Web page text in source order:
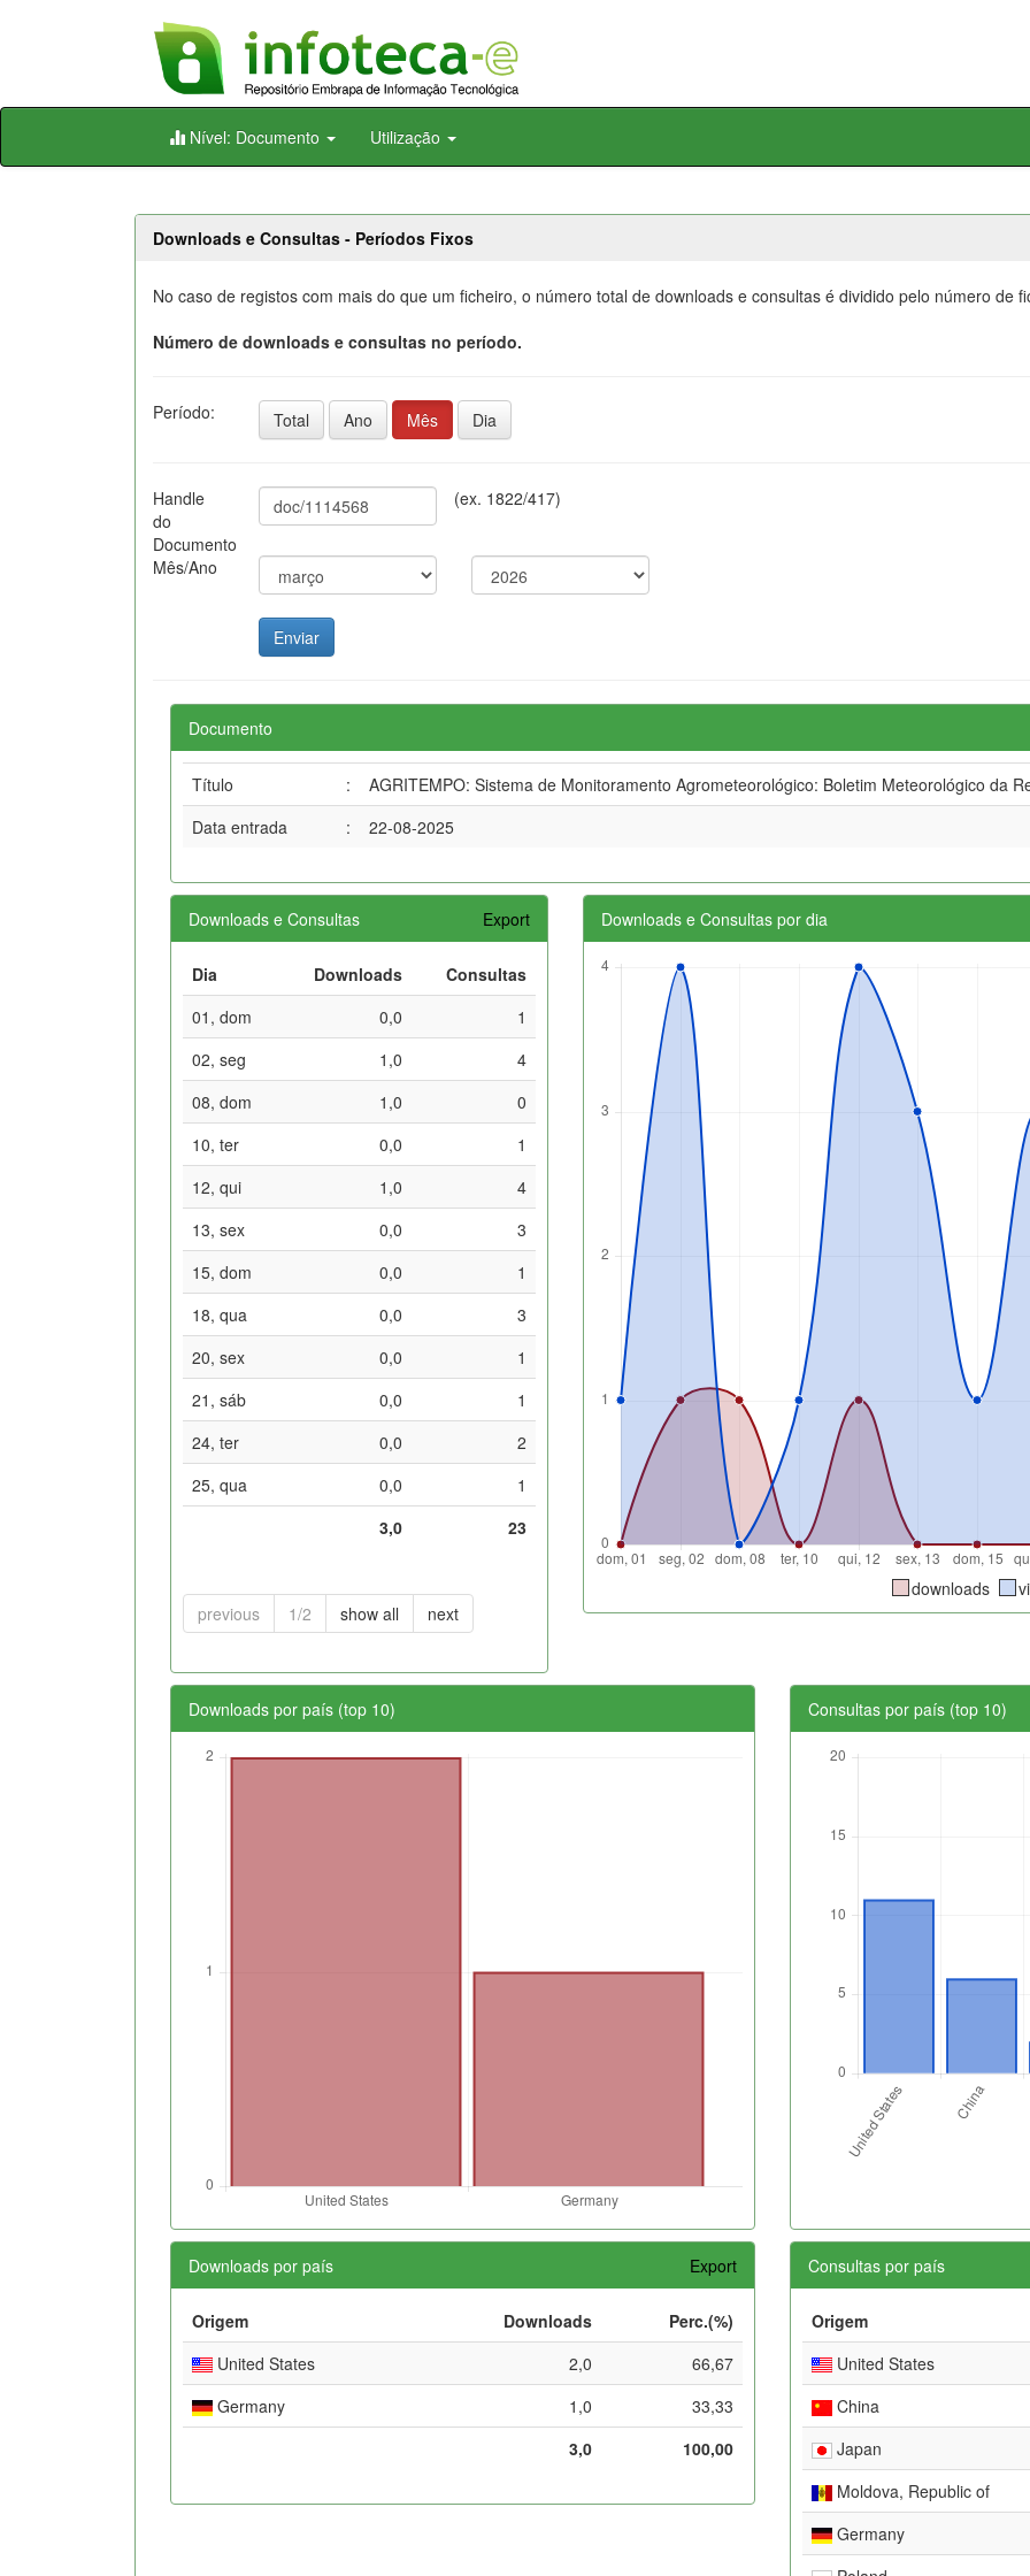
Skip
Nível: Documento Utilização
Downloads e Consultas - Períodos Fixos
No caso de registos com mais do que um ficheiro, o número total de downloads e consultas é dividido pelo número de
Número de downloads e consultas no período.
Período: Total Ano Mês Dia
Handle
do
Documento
(ex. 1822/417)
Mês/Ano
Documento
Título :
AGRITEMPO: Sistema de Monitoramento Agrometeorológico: Boletim Meteorológico da
Data entrada
: 22-08-2025
Downloads e Consultas Export
Dia Downloads
Consultas
01, dom
0,0
1
02, seg
1,0
4
08, dom
1,0
0
10, ter
0,0
1
12, qui
1,0
4
13, sex
0,0
3
15, dom
0,0
1
18, qua
0,0
3
20, sex
0,0
1
21, sáb
0,0
1
24, ter
0,0
2
25, qua
0,0
1
3,0
23
previous 1/2 show all next
Downloads e Consultas por dia
downloads
Downloads por país (top 10) Consultas por país (top 10)
Downloads por país Export
Origem Downloads
Perc.(%)
United States
2,0
66,67
Germany
1,0
33,33
3,0
100,00
Consultas por país
Origem
United States
China
Japan
Moldova, Republic of
Germany